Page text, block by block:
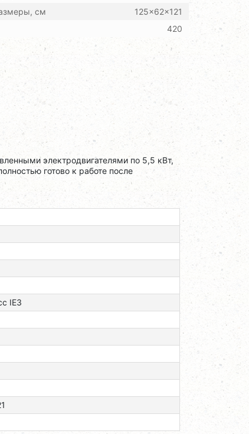
см
125x62x121
420
электродвигателями по 5,5 кВт,
готово к работе после
ІЕЗ